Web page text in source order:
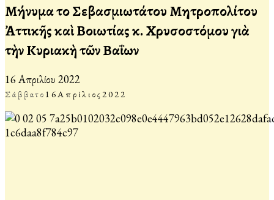
Μήνυμα τοῦ Σεβασμιωτάτου Μητροπολίτου
Ἀττικῆς καὶ Βοιωτίας κ. Χρυσοστόμου γιὰ
τὴν Κυριακὴ τῶν Βαΐων
16 Απριλίου 2022
Σάββατο 16Απρίλιος2022